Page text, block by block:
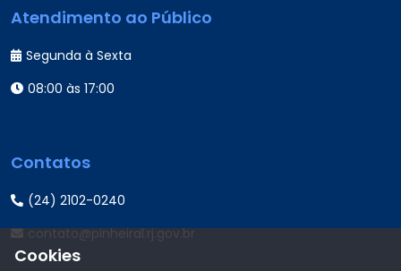
Atendimento ao Público
Segunda à Sexta
08:00 às 17:00
Contatos
(24) 2102-0240
contato@pinheiral.rj.gov.br
Cookies